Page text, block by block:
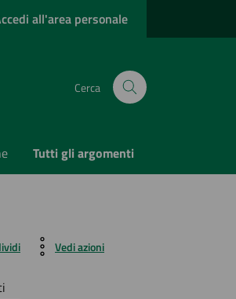
all'area personale
Cerca
Tutti gli argomenti
Vedi azioni